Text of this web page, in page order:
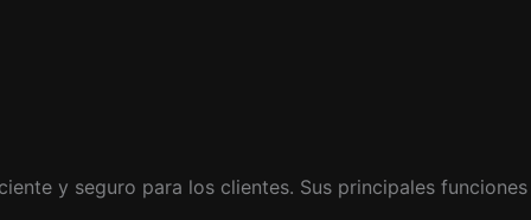
y seguro para los clientes. Sus principales funciones